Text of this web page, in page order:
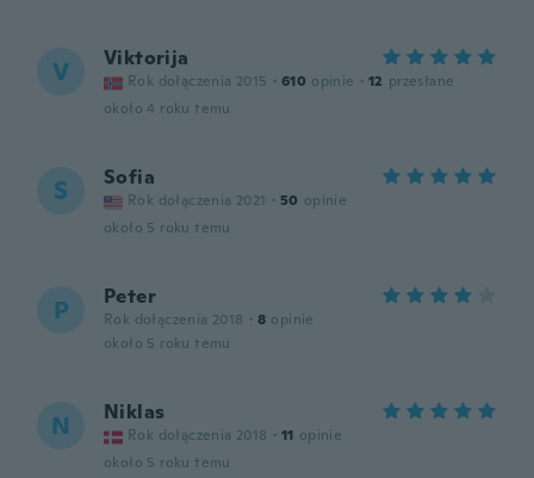
V Viktorija
Rok dołączenia 2015 · 610 opinie · 12 przesłane
około 4 roku temu
S Sofia
Rok dołączenia 2021 · 50 opinie
około 5 roku temu
P Peter
Rok dołączenia 2018 · 8 opinie
około 5 roku temu
N Niklas
Rok dołączenia 2018 · 11 opinie
około 5 roku temu